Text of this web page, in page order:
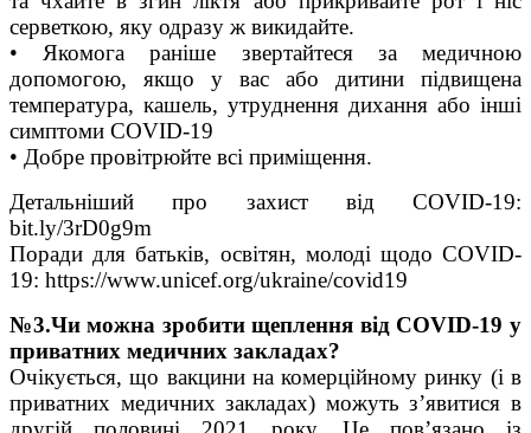
серветкою, яку одразу ж викидайте.
• Якомога раніше звертайтеся за медичною
допомогою, якщо у вас або дитини підвищена
температура, кашель, утруднення дихання або інші
симптоми COVID-19
• Добре провітрюйте всі приміщення.
Детальніший про захист від COVID-19:
bit.ly/3rD0g9m
Поради для батьків, освітян, молоді щодо COVID-
19: https://www.unicef.org/ukraine/covid19
№3.Чи можна зробити щеплення від COVID-19 у
приватних медичних закладах?
Очікується, що вакцини на комерційному ринку (і в
приватних медичних закладах) можуть з’явитися в